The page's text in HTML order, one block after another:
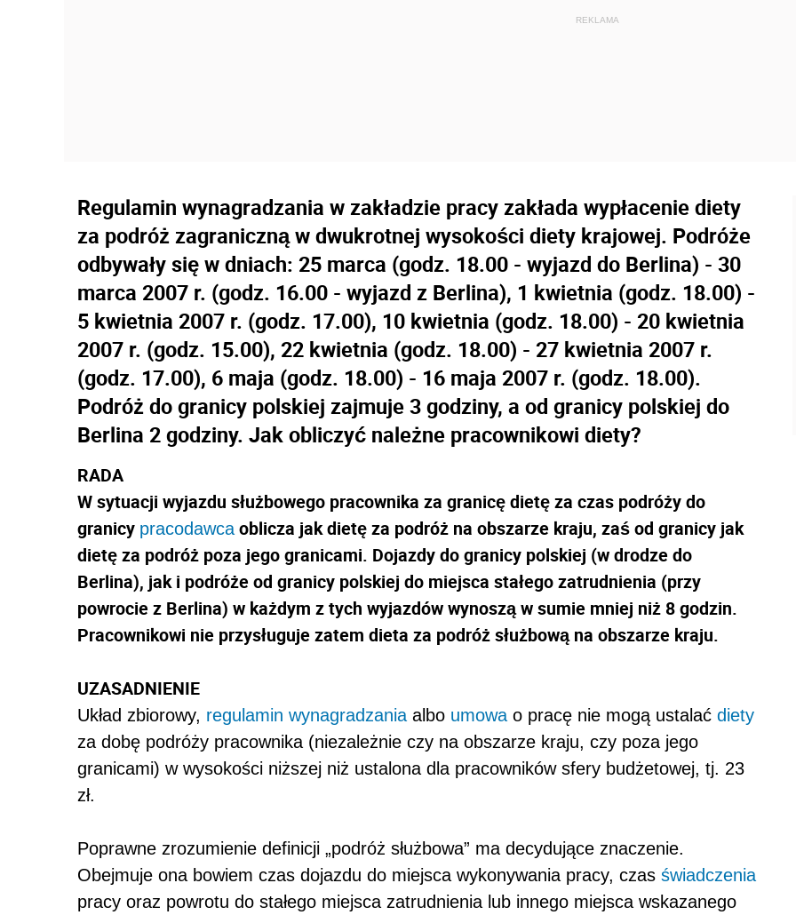
Regulamin wynagradzania w zakładzie pracy zakłada wypłacenie diety
za podróż zagraniczną w dwukrotnej wysokości diety krajowej. Podróże
odbywały się w dniach: 25 marca (godz. 18.00 - wyjazd do Berlina) - 30
marca 2007 r. (godz. 16.00 - wyjazd z Berlina), 1 kwietnia (godz. 18.00) -
5 kwietnia 2007 r. (godz. 17.00), 10 kwietnia (godz. 18.00) - 20 kwietnia
2007 r. (godz. 15.00), 22 kwietnia (godz. 18.00) - 27 kwietnia 2007 r.
(godz. 17.00), 6 maja (godz. 18.00) - 16 maja 2007 r. (godz. 18.00).
Podróż do granicy polskiej zajmuje 3 godziny, a od granicy polskiej do
Berlina 2 godziny. Jak obliczyć należne pracownikowi diety?
RADA
W sytuacji wyjazdu służbowego pracownika za granicę dietę za czas podróży do
granicy pracodawcaoblicza jak dietę za podróż na obszarze kraju, zaś od granicy jak
dietę za podróż poza jego granicami. Dojazdy do granicy polskiej (w drodze do
Berlina), jak i podróże od granicy polskiej do miejsca stałego zatrudnienia (przy
powrocie z Berlina) w każdym z tych wyjazdów wynoszą w sumie mniej niż 8 godzin.
Pracownikowi nie przysługuje zatem dieta za podróż służbową na obszarze kraju.
UZASADNIENIE
Układ zbiorowy, regulamin wynagradzania albo umowa o pracę nie mogą ustalać diety
za dobę podróży pracownika (niezależnie czy na obszarze kraju, czy poza jego
granicami) w wysokości niższej niż ustalona dla pracowników sfery budżetowej, tj. 23
zł.
Poprawne zrozumienie definicji „podróż służbowa” ma decydujące znaczenie.
Obejmuje ona bowiem czas dojazdu do miejsca wykonywania pracy, czas świadczenia
pracy oraz powrotu do stałego miejsca zatrudnienia lub innego miejsca wskazanego